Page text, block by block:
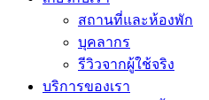
สถานที่และห้องพัก
บุคลากร
รีวิวจากผู้ใช้จริง
บริการของเรา